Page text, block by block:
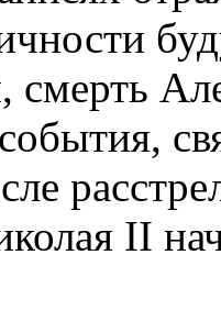
смерть
II